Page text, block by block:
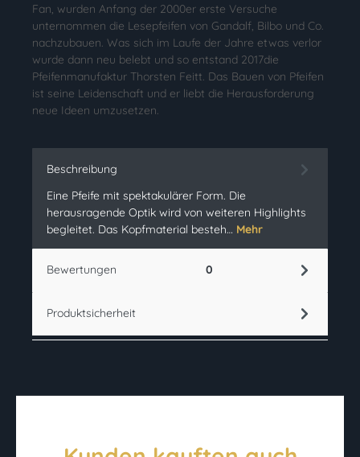
Fan, wurden Anfang der 2000er erste Versuche
unternommen die Lesepfeifen von Gandalf, Bilbo und Co.
nachzubauen. Was sich im Laufe der Jahre etwas verlor
wurde dann neu belebt und so entstand 2017die
Pfeifenmanufaktur Thorsten Feitt. Das Bauen von Pfeifen
ist seine Leidenschaft und er liebt die Herausforderung
neue Ideen umzusetzen.
Beschreibung
Eine Pfeife mit spektakulärer Form. Die
herausragende Optik wird von weiteren Highlights
begleitet. Das Kopfmaterial besteh… Mehr
Bewertungen 0
Produktsicherheit